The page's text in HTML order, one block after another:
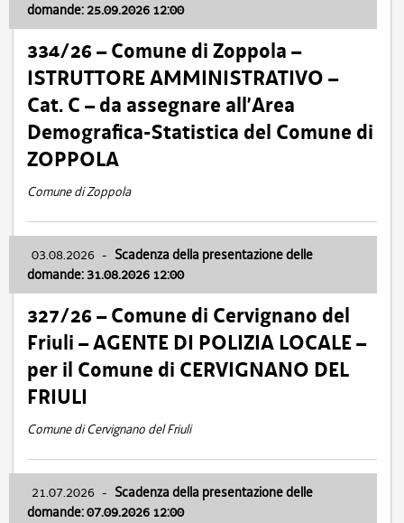
domande: 25.09.2026 12:00
334/26 – Comune di Zoppola –
ISTRUTTORE AMMINISTRATIVO –
Cat. C – da assegnare all’Area
Demografica-Statistica del Comune di
ZOPPOLA
Comune di Zoppola
03.08.2026 - Scadenza della presentazione delle
domande: 31.08.2026 12:00
327/26 – Comune di Cervignano del
Friuli – AGENTE DI POLIZIA LOCALE –
per il Comune di CERVIGNANO DEL
FRIULI
Comune di Cervignano del Friuli
21.07.2026 - Scadenza della presentazione delle
domande: 07.09.2026 12:00